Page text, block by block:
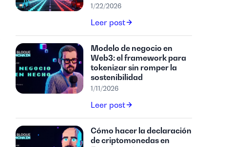
1/22/2026
Leer post
Modelo de negocio en
Web3: el framework para
tokenizar sin romper la
sostenibilidad
1/11/2026
Leer post
Cómo hacer la declaración
de criptomonedas en